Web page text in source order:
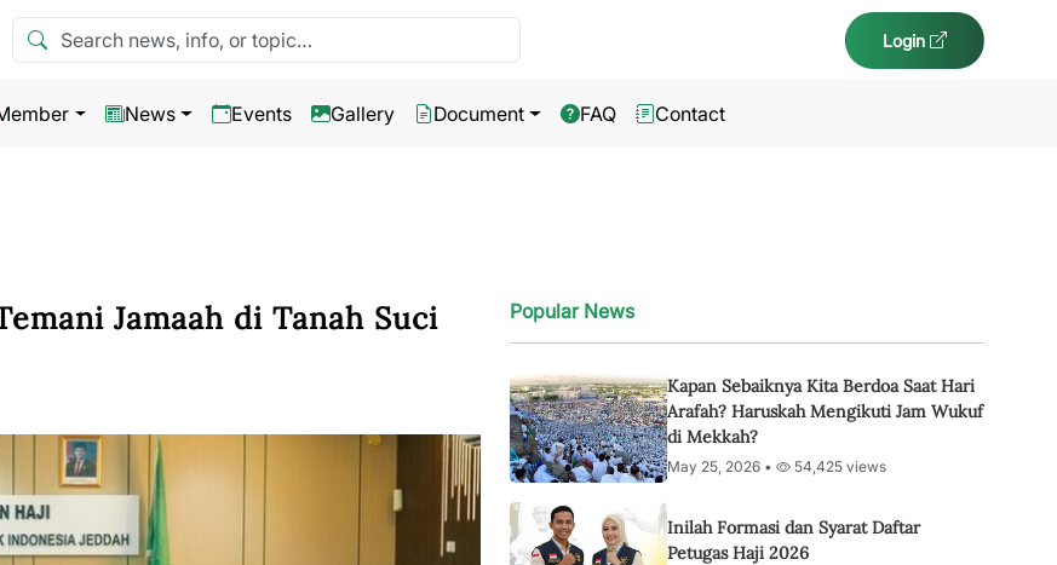
Search news Login
News Events Gallery Document FAQ Contact
Jamaah di Tanah Suci Popular News
Kapan Sebaiknya Kita Berdoa Saat Hari
Arafah? Haruskah Mengikuti Jam Wukuf
di Mekkah?
May 25, 2026 • 54,425 views
Inilah Formasi dan Syarat Daftar
Petugas Haji 2026